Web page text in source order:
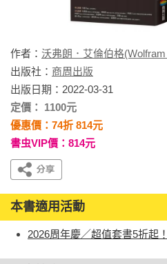
作者： 沃弗朗．艾倫伯格
出版社： 商周出版
出版日期：2022-03-31
定價： 1100元
優惠價：74折 814元
書虫VIP價：814元
本書適用活動
2026周年慶／超值套書5折起！